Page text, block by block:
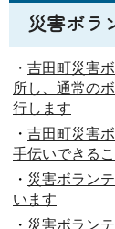
災害ボラ
・ 吉田町災害
所し、通常の
行します
・ 吉田町災害
手伝いできる
・ 災害ボラン
います
・ 災害ボラン